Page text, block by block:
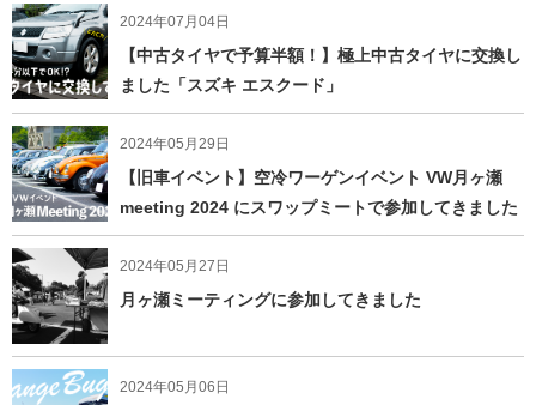
2024年07月04日
【中古タイヤで予算半額！】極上中古タイヤに交換し
ました「スズキ エスクード」
2024年05月29日
【旧車イベント】空冷ワーゲンイベント VW月ヶ瀬
meeting 2024 にスワップミートで参加してきました
2024年05月27日
月ヶ瀬ミーティングに参加してきました
2024年05月06日